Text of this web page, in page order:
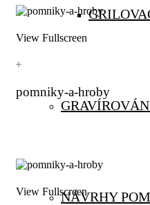
NÁVRHY
View Fullscreen
pomniky-a-hroby
View Fullscreen